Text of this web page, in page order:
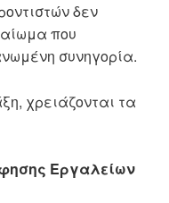
δεν
που
συνηγορία.
χρειάζονται τα
Εργαλείων